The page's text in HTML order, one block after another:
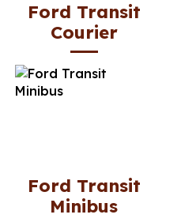
Ford Transit
Courier
Ford Transit
Minibus